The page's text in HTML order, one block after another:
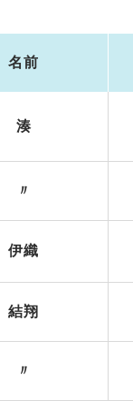
名前
湊
〃
伊織
結翔
〃